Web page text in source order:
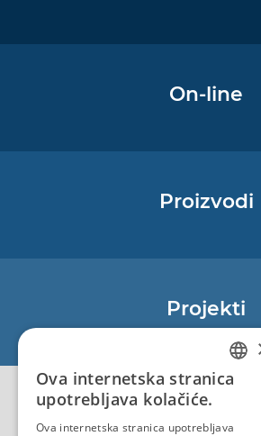
On-line
Proizvodi
Projekti
EU - Projekt
EU - EU/IPA Projekt
EU - Projekt
Politika
Ova internetska stranica
upotrebljava kolačiće.
Ova internetska stranica upotrebljava